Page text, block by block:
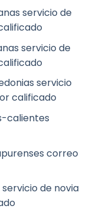
servicio de
servicio de
servicio
calificado
calientes
correo
de novia